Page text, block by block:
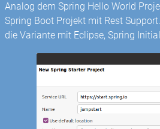
Analog dem Spring Hello World
Spring Boot Projekt mit Rest
die Variante mit Eclipse, Spring